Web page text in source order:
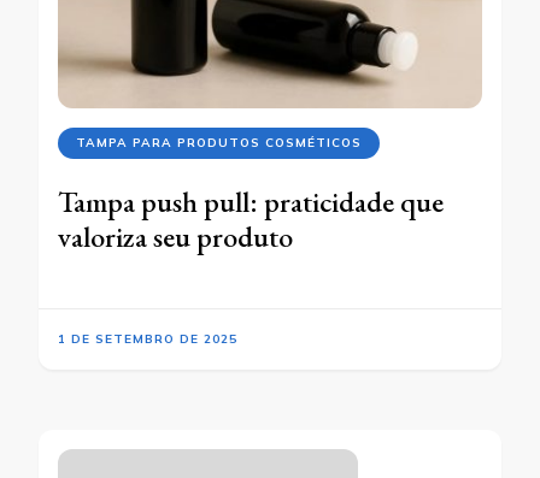
TAMPA PARA PRODUTOS COSMÉTICOS
Tampa push pull: praticidade que
valoriza seu produto
1 DE SETEMBRO DE 2025